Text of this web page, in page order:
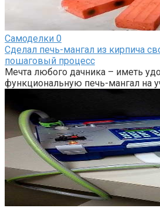
Самоделки 0
Сделал печь-мангал из кирпича
пошаговый процесс
Мечта любого дачника – иметь
функциональную печь-мангал на